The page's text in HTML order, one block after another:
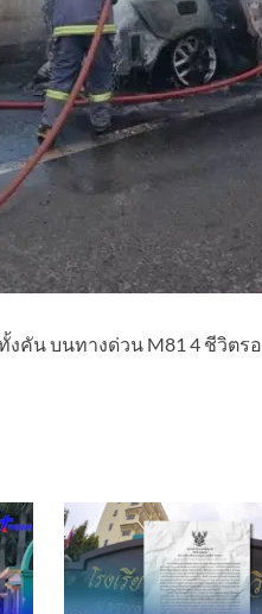
งคัน บนทางด่วน M81 4 ชีวิตร